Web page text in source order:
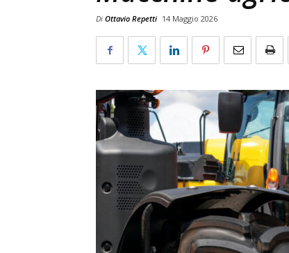
Di Ottavio Repetti 14 Maggio 2026